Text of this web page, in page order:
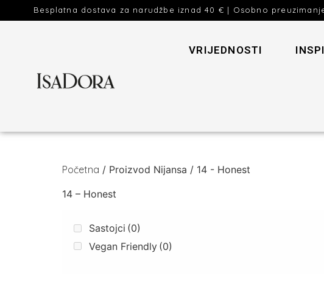
Besplatna dostava za narudžbe iznad 40 € | Osobno
VRIJEDNOSTI
Početna / Proizvod Nijansa / 14 - Honest
14 – Honest
Sastojci (0)
Vegan Friendly (0)